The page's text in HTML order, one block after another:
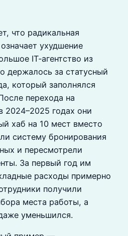
что радикальная
ухудшение
IT‑агентство из
держалось за статусный
который заполнялся
перехода на
2024–2025 годах они
хаб на 10 мест вместо
систему бронирования
и пересмотрели
За первый год им
расходы примерно
получили
места работы, а
уменьшился.